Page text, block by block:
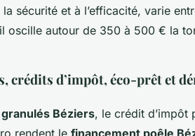
sécurité et à l’efficacité, varie
oscille autour de 350 à 500 € la
d’impôt, éco-prêt et
Béziers, le crédit d’impôt
rendent le financement poêle